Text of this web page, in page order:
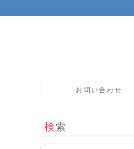
お問い合わせ
検索